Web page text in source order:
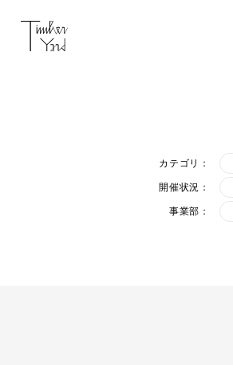
カテゴリ ：
開催状況 ：
事業部 ：